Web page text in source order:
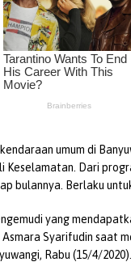
umum di
Keselamatan. Dari
bulannya. Berlaku
yang
Asmara Syarifudin saat
Rabu (15/4/2020).